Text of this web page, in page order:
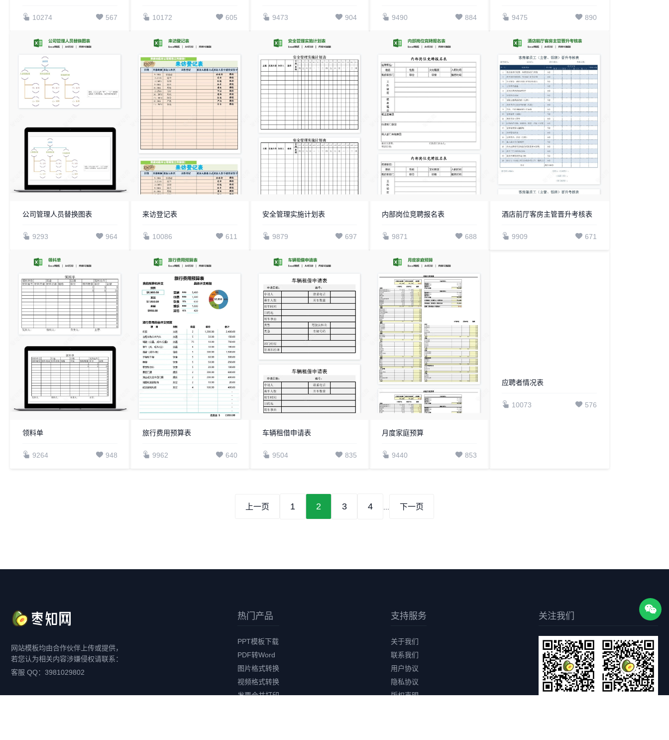
10274 567 10172 605 9473 904 9490 884 9475 890
公司管理人员替换图表
9293 964
来访登记表
10086 611
安全管理实施计划表
9879 697
内部岗位竞聘报名表
9871 688
酒店前厅客房主管晋升考核表
9909 671
领料单
9264 948
旅行费用预算表
9962 640
车辆租借申请表
9504 835
月度家庭预算
9440 853
上一页 1 2 3 4 下一页
网站模板均由合作伙伴上传或提供，
若您认为相关内容涉嫌侵权请联系：
客服 QQ：3981029802
热门产品
PPT模板下载
PDF转Word
图片格式转换
视频格式转换
发票合并打印
支持服务
关于我们
联系我们
用户协议
隐私协议
版权声明
关注我们